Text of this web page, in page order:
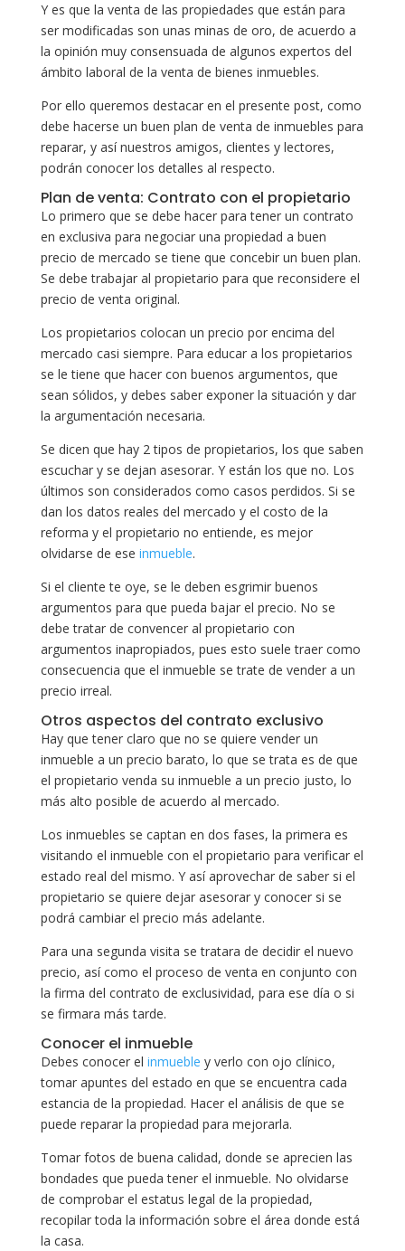
Y es que la venta de las propiedades que están para
ser modificadas son unas minas de oro, de acuerdo a
la opinión muy consensuada de algunos expertos del
ámbito laboral de la venta de bienes inmuebles.
Por ello queremos destacar en el presente post, como
debe hacerse un buen plan de venta de inmuebles para
reparar, y así nuestros amigos, clientes y lectores,
podrán conocer los detalles al respecto.
Plan de venta: Contrato con el propietario
Lo primero que se debe hacer para tener un contrato
en exclusiva para negociar una propiedad a buen
precio de mercado se tiene que concebir un buen plan.
Se debe trabajar al propietario para que reconsidere el
precio de venta original.
Los propietarios colocan un precio por encima del
mercado casi siempre. Para educar a los propietarios
se le tiene que hacer con buenos argumentos, que
sean sólidos, y debes saber exponer la situación y dar
la argumentación necesaria.
Se dicen que hay 2 tipos de propietarios, los que saben
escuchar y se dejan asesorar. Y están los que no. Los
últimos son considerados como casos perdidos. Si se
dan los datos reales del mercado y el costo de la
reforma y el propietario no entiende, es mejor
olvidarse de ese inmueble.
Si el cliente te oye, se le deben esgrimir buenos
argumentos para que pueda bajar el precio. No se
debe tratar de convencer al propietario con
argumentos inapropiados, pues esto suele traer como
consecuencia que el inmueble se trate de vender a un
precio irreal.
Otros aspectos del contrato exclusivo
Hay que tener claro que no se quiere vender un
inmueble a un precio barato, lo que se trata es de que
el propietario venda su inmueble a un precio justo, lo
más alto posible de acuerdo al mercado.
Los inmuebles se captan en dos fases, la primera es
visitando el inmueble con el propietario para verificar el
estado real del mismo. Y así aprovechar de saber si el
propietario se quiere dejar asesorar y conocer si se
podrá cambiar el precio más adelante.
Para una segunda visita se tratara de decidir el nuevo
precio, así como el proceso de venta en conjunto con
la firma del contrato de exclusividad, para ese día o si
se firmara más tarde.
Conocer el inmueble
Debes conocer el inmueble y verlo con ojo clínico,
tomar apuntes del estado en que se encuentra cada
estancia de la propiedad. Hacer el análisis de que se
puede reparar la propiedad para mejorarla.
Tomar fotos de buena calidad, donde se aprecien las
bondades que pueda tener el inmueble. No olvidarse
de comprobar el estatus legal de la propiedad,
recopilar toda la información sobre el área donde está
la casa.